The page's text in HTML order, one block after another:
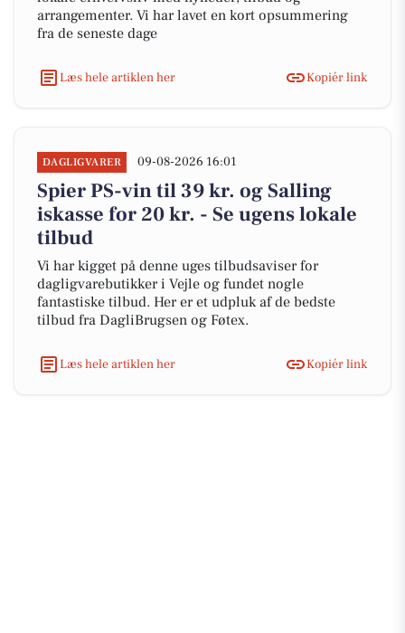
arrangementer. Vi har lavet en kort opsummering
fra de seneste dage
Læs hele artiklen her Kopiér link
DAGLIGVARER 09-08-2026 16:01
Spier PS-vin til 39 kr. og Salling
iskasse for 20 kr. - Se ugens lokale
tilbud
Vi har kigget på denne uges tilbudsaviser for
dagligvarebutikker i Vejle og fundet nogle
fantastiske tilbud. Her er et udpluk af de bedste
tilbud fra DagliBrugsen og Føtex.
Læs hele artiklen her Kopiér link